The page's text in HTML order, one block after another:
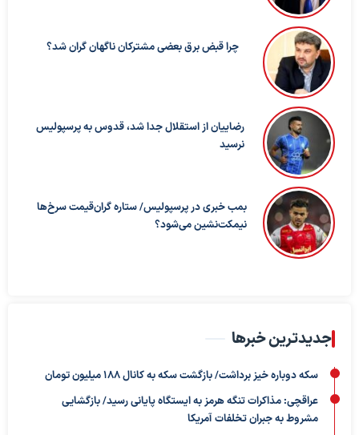
چرا قبض برق بعضی مشترکان ناگهان گران شد؟
رضاییان از استقلال جدا شد، قدوس به پرسپولیس
نرسید
بمب خبری در پرسپولیس/ ستاره گران‌قیمت سرخ‌ها
نیمکت‌نشین می‌شود؟
جدیدترین خبرها
سکه دوباره خیز برداشت/ بازگشت سکه به کانال ۱۸۸ میلیون تومان
عراقچی: مذاکرات تنگه هرمز به ایستگاه پایانی رسید/ بازگشایی
مشروط به جبران تخلفات آمریکا